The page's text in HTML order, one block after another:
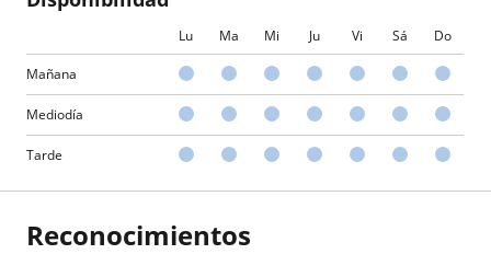
Lu Ma Mi Ju Vi Sá Do
Mañana
Mediodía
Tarde
Reconocimientos